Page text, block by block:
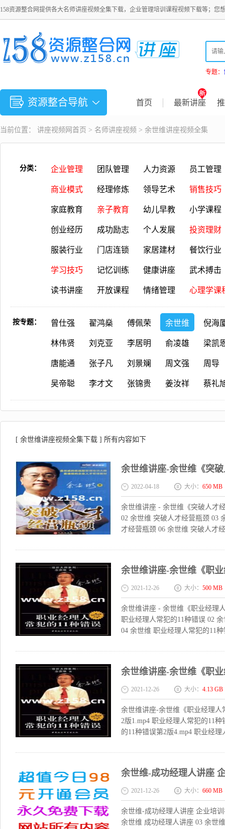
158资源整合网提供各大名师讲座视频全集下载，企业管理培训课程视频下载等；您
专题：
资源整合导航 首页 最新讲座
当前位置： 讲座视频 网首页 > 名师讲座视频 > 余世维讲座视频全集
分类： 企业管理 团队管理 人力资源 员工管理
商业模式 经理修炼 领导艺术 销售技巧
家庭教育 亲子教育 幼儿早教 小学课程
创业经历 成功励志 个人发展 投资理财
服装行业 门店连锁 家居建材 餐饮行业
学习技巧 记忆训练 健康讲座 武术搏击
读书讲座 开放课程 情绪管理 心理学课
按专题： 曾仕强 翟鸿燊 傅佩荣 余世维 倪海
林伟贤 刘克亚 李居明 俞凌雄 梁凯
唐能通 张子凡 刘景斓 周文强 周导
吴帝聪 李才文 张锦贵 姜汝祥 蔡礼
[ 余世维讲座视频全集下载 ] 所有内容如下
余世维讲座-余世维《突
2022-04-18 大小： 650 MB
余世维讲座 - 余世维《突破人才
02 余世维 突破人才经营瓶颈 03
才经营瓶颈 06 余世维 突破人才
余世维讲座-余世维《职
2021-12-26 大小： 500 MB
余世维讲座 - 余世维《职业经理
职业经理人常犯的11种错误 02
04 余世维 职业经理人常犯的11
余世维讲座-余世维《职
2021-12-26 大小： 4.13 GB
余世维讲座-余世维《职业经理人
2版1.mp4 职业经理人常犯的11
的11种错误第2版4.mp4 职业经
余世维-成功经理人讲座
2021-12-26 大小： 660 MB
余世维-成功经理人讲座 企业培
余世维 成功经理人讲座 03 余世